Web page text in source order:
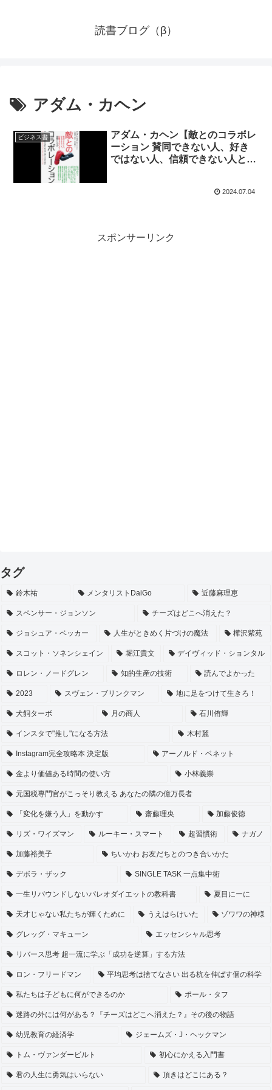
読書ブログ（β）
アダム・カヘン
ビジネス書
アダム・カヘン【敵とのコラボレ
ーション 賛同できない人、好き
ではない人、信頼できない人と協
2024.07.04
スポンサーリンク
タグ
鈴木祐 メンタリストDaiGo 近藤麻理恵
スペンサー・ジョンソン チーズはどこへ消えた？
ジョシュア・ベッカー 人生がときめく片づけの魔法 樺沢紫苑
スコット・ソネンシェイン 堀江貴文 デイヴィッド・ションタル
ロレン・ノードグレン 知的生産の技術 読んでよかった
2023 スヴェン・ブリンクマン 地に足をつけて生きろ！
犬飼ターボ 月の商人 石川侑輝
インスタで"推し"になる方法 木村麗
Instagram完全攻略本 決定版 アーノルド・ベネット
金より価値ある時間の使い方 小林義崇
元国税専門官がこっそり教える あなたの隣の億万長者
「変化を嫌う人」を動かす 齋藤理央 加藤俊徳
リズ・ワイズマン ルーキー・スマート 超習慣術 ナガノ
加藤裕美子 ちいかわ お友だちとのつき合いかた
デボラ・ザック SINGLE TASK 一点集中術
一生リバウンドしないパレオダイエットの教科書 夏目にーに
天才じゃない私たちが輝くために うえはらけいた ゾワワの神様
グレッグ・マキューン エッセンシャル思考
リバース思考 超一流に学ぶ「成功を逆算」する方法
ロン・フリードマン 平均思考は捨てなさい 出る杭を伸ばす個の科学
私たちは子どもに何ができるのか ポール・タフ
迷路の外には何がある？『チーズはどこへ消えた？』その後の物語
幼児教育の経済学 ジェームズ・J・ヘックマン
トム・ヴァンダービルト 初心にかえる入門書
君の人生に勇気はいらない 頂きはどこにある？